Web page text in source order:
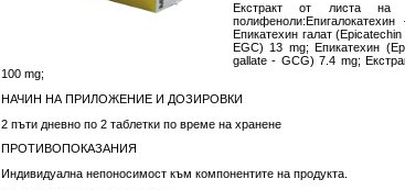
Екстракт от листа
Епикатехин галат
EGC) 13 mg; Епикатехин
gallate - GCG) 7.4 mg;
100 mg;
НАЧИН НА ПРИЛОЖЕНИЕ И ДОЗИРОВКИ
2 пъти дневно по 2 таблетки по време на хранене
ПРОТИВОПОКАЗАНИЯ
Индивидуална непоносимост към компонентите на продукта.